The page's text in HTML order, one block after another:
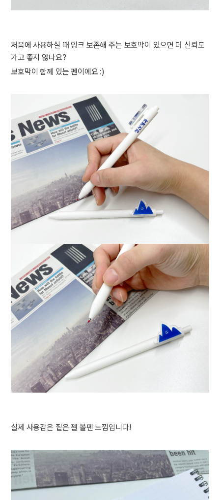
처음에 사용하실 때 잉크 보존해 주는 보호막이 있으면 더 신뢰도
가고 좋지 않나요?
보호막이 함께 있는 펜이에요 :)
실제 사용감은 짙은 젤 볼펜 느낌입니다!